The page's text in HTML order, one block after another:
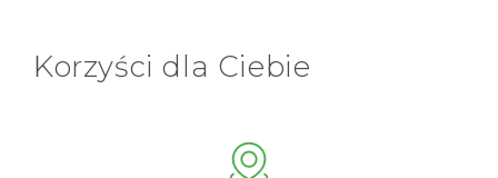
Korzyści dla Ciebie